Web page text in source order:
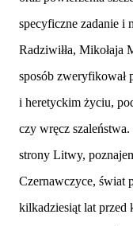
specyficzne zadanie i
Radziwiłła,
sposób zweryfikował
i heretyckim życiu,
czy wręcz
strony Litwy,
Czernawczyce, świat
kilkadziesiąt lat